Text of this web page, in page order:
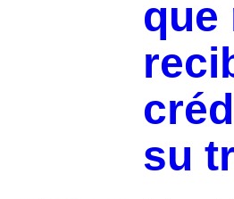
que
su